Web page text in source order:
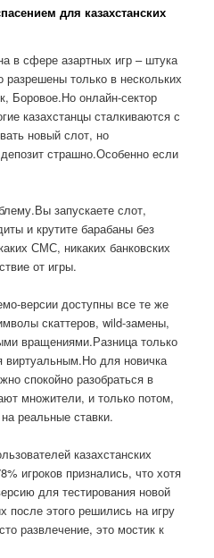
для казахстанских
в сфере азартных игр – штука
только в нескольких
Боровое.Но онлайн-сектор
казахстанцы сталкиваются с
новый слот, но
страшно.Особенно если
запускаете слот,
и крутите барабаны без
СМС, никаких банковских
от игры.
версии доступны все те же
скаттеров, wild-замены,
вращениями.Разница только
виртуальным.Но для новичка
спокойно разобраться в
множители, и только потом,
реальные ставки.
казахстанских
игроков признались, что хотя
для тестирования новой
после этого решились на игру
развлечение, это мостик к